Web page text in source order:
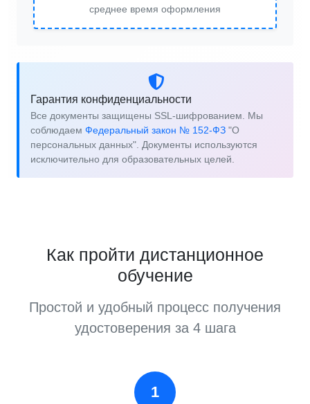
среднее время оформления
Гарантия конфиденциальности
Все документы защищены SSL-шифрованием. Мы
соблюдаем Федеральный закон № 152-ФЗ "О
персональных данных". Документы используются
исключительно для образовательных целей.
Как пройти дистанционное
обучение
Простой и удобный процесс получения
удостоверения за 4 шага
1